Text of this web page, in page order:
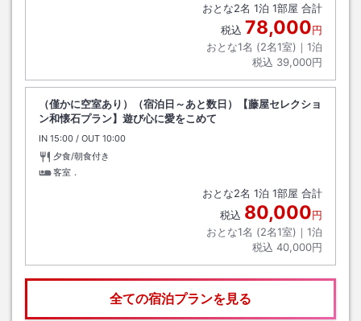
おとな2名 1泊 1部屋 合計
税込 78,000円
おとな1名 (2名1室)｜ 1泊
税込 39,000円
（僅かに空室あり）（宿泊日～あと数日）【藤屋セレクショ
ン和懐石プラン】遊び心に愛をこめて
IN チェックイン
15:00 / OUT チェックアウト
10:00
夕食/朝食付き
客室．
おとな2名 1泊 1部屋 合計
税込 80,000円
おとな1名 (2名1室)｜ 1泊
税込 40,000円
全ての宿泊プランを見る